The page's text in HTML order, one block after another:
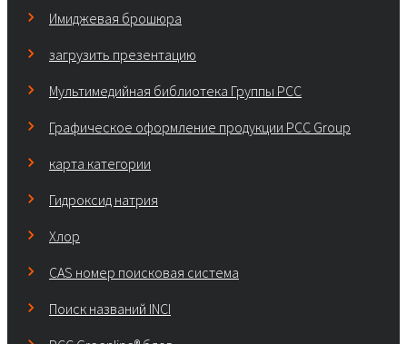
Имиджевая брошюра
загрузить презентацию
Мультимедийная библиотека Группы РСС
Графическое оформление продукции PCC Group
карта категории
Гидроксид натрия
Хлор
CAS номер поисковая система
Поиск названий INCI